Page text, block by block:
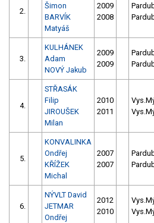
2.
Šimon
BARVÍK
Matyáš
2009
2008
3.
KULHÁNEK
Adam
NOVÝ Jakub
2009
2009
4.
STŘASÁK
Filip
JIROUŠEK
Milan
2010
2011
5.
KONVALINKA
Ondřej
KŘÍŽEK
Michal
2007
2007
6.
NÝVLT David
JETMAR
Ondřej
2012
2010